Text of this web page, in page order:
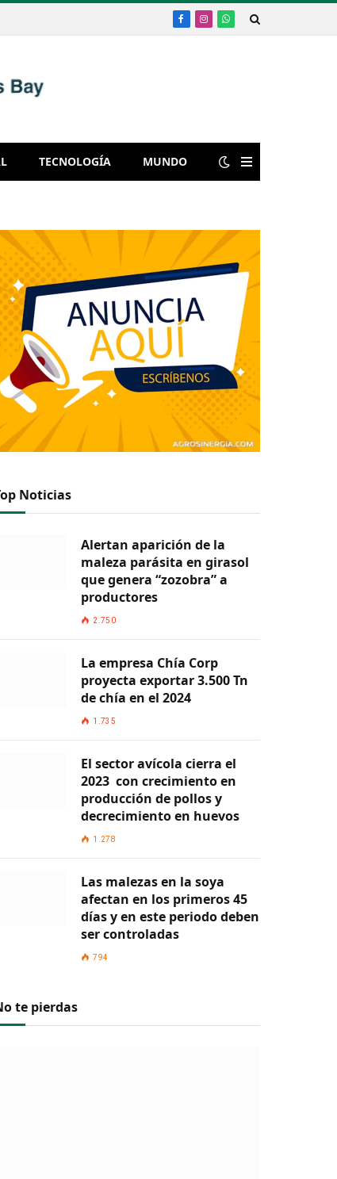
Facebook
Instagram
WhatsApp
TECNOLOGÍA MUNDO
Noticias
Alertan aparición de la
maleza parásita en girasol
que genera “zozobra” a
productores
2.750
La empresa Chía Corp
proyecta exportar 3.500 Tn
de chía en el 2024
1.735
El sector avícola cierra el
2023 con crecimiento en
producción de pollos y
decrecimiento en huevos
1.278
Las malezas en la soya
afectan en los primeros 45
días y en este periodo deben
ser controladas
794
te pierdas